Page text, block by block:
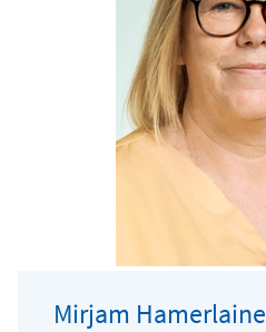
Mirjam Hamerlaine